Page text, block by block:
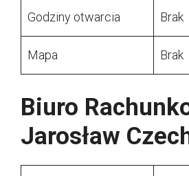
Godziny otwarcia Brak
Mapa Brak
Biuro
Jarosław